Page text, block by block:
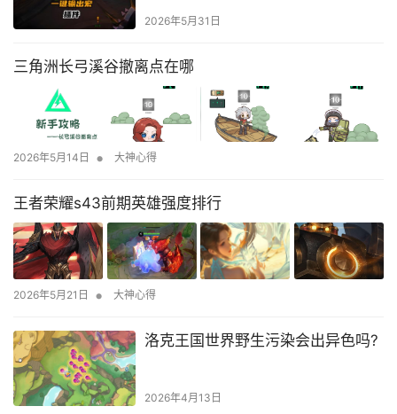
2026年5月31日
三角洲长弓溪谷撤离点在哪
2026年5月14日 • 大神心得
王者荣耀s43前期英雄强度排行
2026年5月21日 • 大神心得
洛克王国世界野生污染会出异色吗?
2026年4月13日